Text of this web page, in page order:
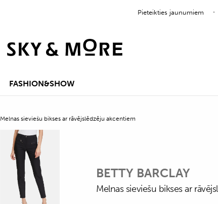
Pieteikties jaunumiem
FASHION&SHOW
Melnas sieviešu bikses ar rāvējslēdzēju akcentiem
BETTY BARCLAY
Melnas sieviešu bikses ar